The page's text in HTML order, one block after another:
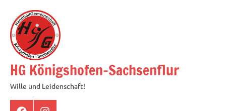
Inhalt
springen
HG Königshofen-Sachsenflur
Wille und Leidenschaft!